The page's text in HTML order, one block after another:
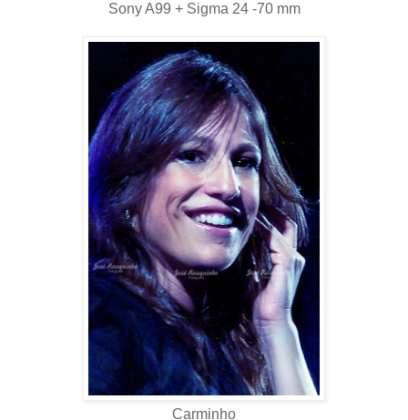
Sony A99 + Sigma 24 -70 mm
Carminho